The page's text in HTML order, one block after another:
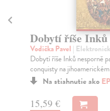
Dobytí říše Inků
Vodička Pavel |
Dobytí říše Inků nesporně
conquisty na
Na stiahnutie ako
15,59 €